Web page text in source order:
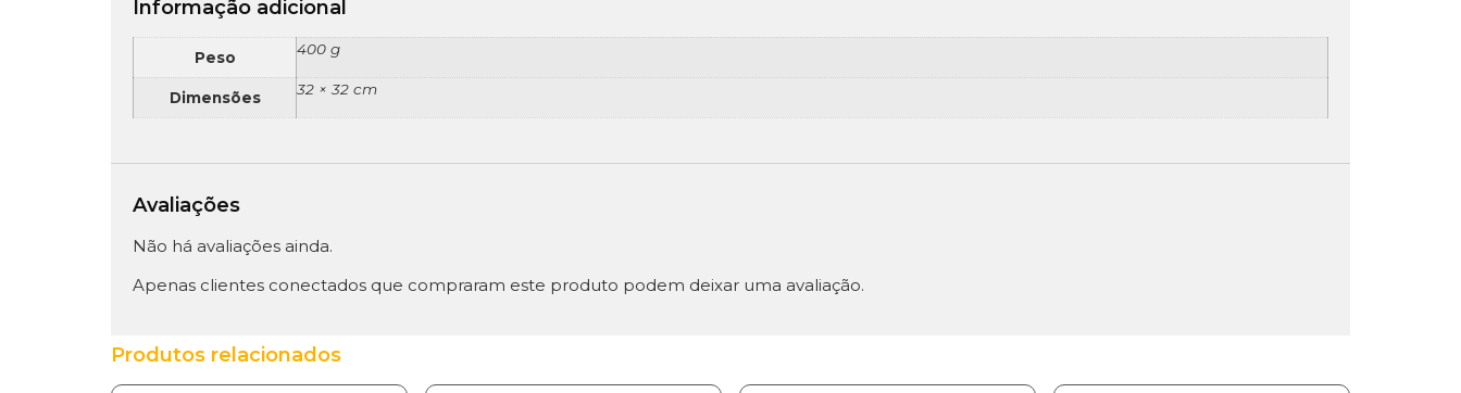
Informação adicional
Peso 400 g
Dimensões 32 × 32 cm
Avaliações
Não há avaliações ainda.
Apenas clientes conectados que compraram este produto podem deixar uma avaliação.
Produtos relacionados